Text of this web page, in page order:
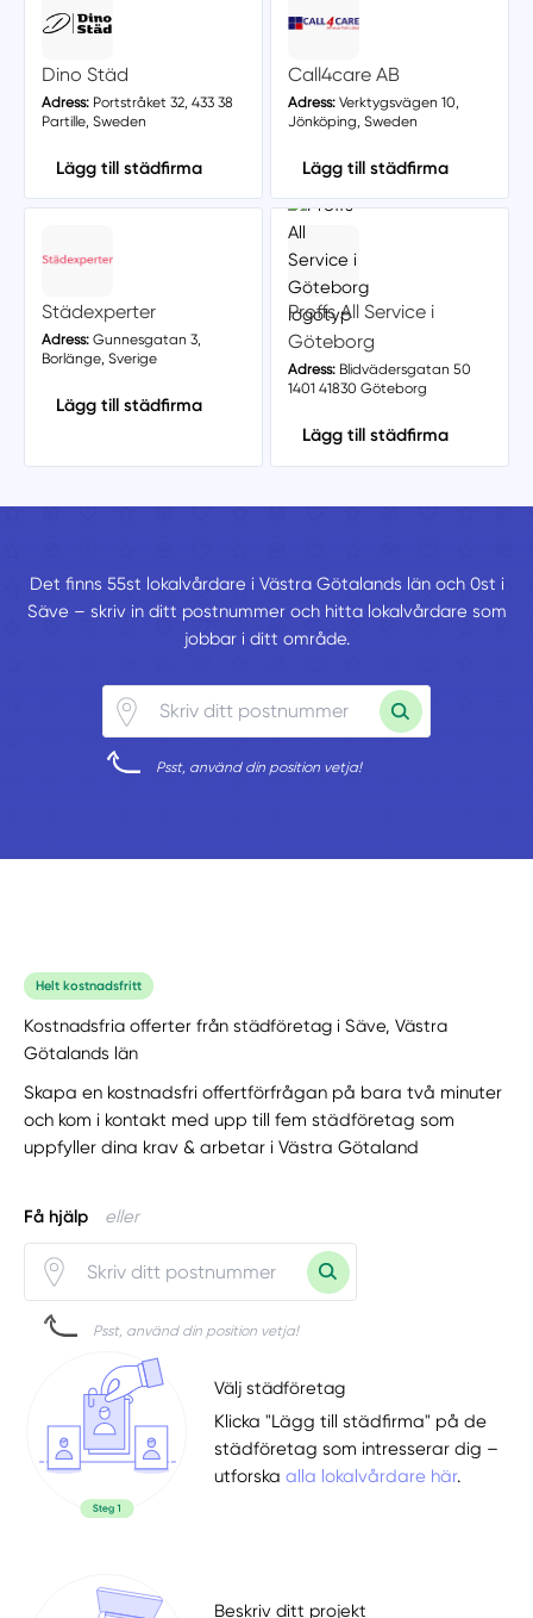
Dino Städ
Adress:Portstråket 32, 433 38
Partille, Sweden
Lägg till städfirma
Call4care AB
Adress:Verktygsvägen 10,
Jönköping, Sweden
Lägg till städfirma
Städexperter
Adress:Gunnesgatan 3,
Borlänge, Sverige
Lägg till städfirma
Proffs All Service i
Göteborg
Adress:Blidvädersgatan 50
1401 41830 Göteborg
Lägg till städfirma
Det finns 55st lokalvårdare i Västra Götalands län och 0st i
Säve – skriv in ditt postnummer och hitta lokalvårdare som
jobbar i ditt område.
Psst, använd din position vetja!
Helt kostnadsfritt
Kostnadsfria offerter från städföretag i Säve, Västra
Götalands län
Skapa en kostnadsfri offertförfrågan på bara två minuter
och kom i kontakt med upp till fem städföretag som
uppfyller dina krav & arbetar i Västra Götaland
Få hjälp eller
Psst, använd din position vetja!
Välj städföretag
Klicka "Lägg till städfirma" på de
städföretag som intresserar dig –
utforskaalla lokalvårdare här.
Beskriv ditt projekt